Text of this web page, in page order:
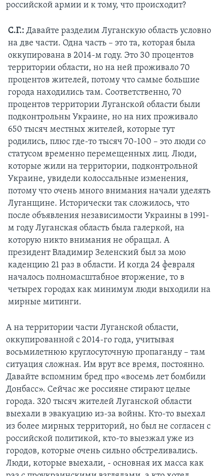
российской армии и к тому, что происходит?
С.Г.: Давайте разделим Луганскую область условно
на две части. Одна часть – это та, которая была
оккупирована в 2014-м году. Это 30 процентов
территории области, но на ней проживало 70
процентов жителей, потому что самые большие
города находились там. Соответственно, 70
процентов территории Луганской области были
подконтрольны Украине, но на них проживало
650 тысяч местных жителей, которые тут
родились, плюс где-то тысяч 70-100 – это люди со
статусом временно перемещенных лиц. Люди,
которые жили на территории, подконтрольной
Украине, увидели колоссальные изменения,
потому что очень много внимания начали уделять
Луганщине. Исторически так сложилось, что
после объявления независимости Украины в 1991-
м году Луганская область была галеркой, на
которую никто внимания не обращал. А
президент Владимир Зеленский был за мою
каденцию 21 раз в области. И когда 24 февраля
началось полномасштабное вторжение, то в
четырех городах как минимум люди выходили на
мирные митинги.
А на территории части Луганской области,
оккупированной с 2014-го года, учитывая
восьмилетнюю круглосуточную пропаганду – там
ситуация сложная. Им врут все время, постоянно.
Давайте вспомним бред про «восемь лет бомбили
Донбасс». Сейчас же россияне стирают целые
города. 320 тысяч жителей Луганской области
выехали в эвакуацию из-за войны. Кто-то выехал
из более мирных территорий, но был не согласен с
российской политикой, кто-то выезжал уже из
городов, которые очень сильно обстреливались.
Люди, которые выехали, - основная их масса как